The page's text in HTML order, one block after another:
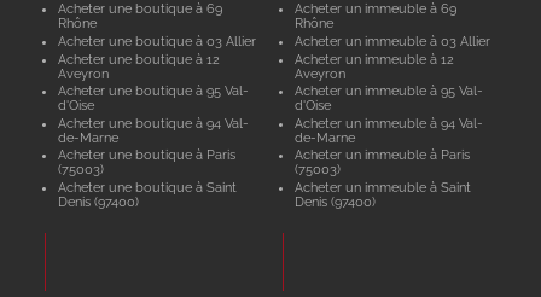
Acheter une boutique à 69
Rhône
Acheter une boutique à 03 Allier
Acheter une boutique à 12
Aveyron
Acheter une boutique à 95 Val-
d'Oise
Acheter une boutique à 94 Val-
de-Marne
Acheter une boutique à Paris
(75003)
Acheter une boutique à Saint
Denis (97400)
Acheter un immeuble à 69
Rhône
Acheter un immeuble à 03 Allier
Acheter un immeuble à 12
Aveyron
Acheter un immeuble à 95 Val-
d'Oise
Acheter un immeuble à 94 Val-
de-Marne
Acheter un immeuble à Paris
(75003)
Acheter un immeuble à Saint
Denis (97400)